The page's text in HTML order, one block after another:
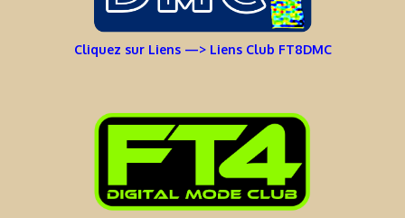
Cliquez sur Liens —> Liens Club FT8DMC